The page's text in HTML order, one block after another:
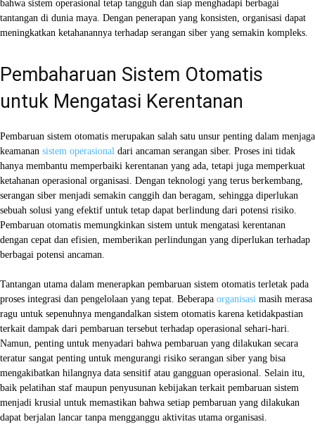
bahwa sistem operasional tetap tangguh dan siap menghadapi berbagai
tantangan di dunia maya. Dengan penerapan yang konsisten, organisasi dapat
meningkatkan ketahanannya terhadap serangan siber yang semakin kompleks.
Pembaharuan Sistem Otomatis
untuk Mengatasi Kerentanan
Pembaruan sistem otomatis merupakan salah satu unsur penting dalam menjaga
keamanan sistem operasional dari ancaman serangan siber. Proses ini tidak
hanya membantu memperbaiki kerentanan yang ada, tetapi juga memperkuat
ketahanan operasional organisasi. Dengan teknologi yang terus berkembang,
serangan siber menjadi semakin canggih dan beragam, sehingga diperlukan
sebuah solusi yang efektif untuk tetap dapat berlindung dari potensi risiko.
Pembaruan otomatis memungkinkan sistem untuk mengatasi kerentanan
dengan cepat dan efisien, memberikan perlindungan yang diperlukan terhadap
berbagai potensi ancaman.
Tantangan utama dalam menerapkan pembaruan sistem otomatis terletak pada
proses integrasi dan pengelolaan yang tepat. Beberapa organisasi masih merasa
ragu untuk sepenuhnya mengandalkan sistem otomatis karena ketidakpastian
terkait dampak dari pembaruan tersebut terhadap operasional sehari-hari.
Namun, penting untuk menyadari bahwa pembaruan yang dilakukan secara
teratur sangat penting untuk mengurangi risiko serangan siber yang bisa
mengakibatkan hilangnya data sensitif atau gangguan operasional. Selain itu,
baik pelatihan staf maupun penyusunan kebijakan terkait pembaruan sistem
menjadi krusial untuk memastikan bahwa setiap pembaruan yang dilakukan
dapat berjalan lancar tanpa mengganggu aktivitas utama organisasi.